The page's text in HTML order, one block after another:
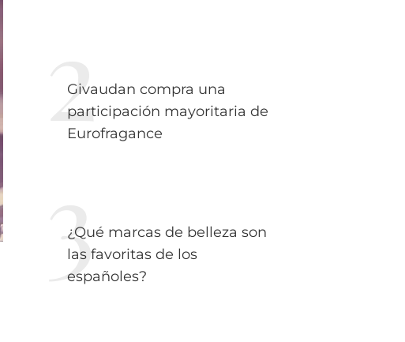
Givaudan compra una
participación mayoritaria de
Eurofragance
¿Qué marcas de belleza son
las favoritas de los
españoles?